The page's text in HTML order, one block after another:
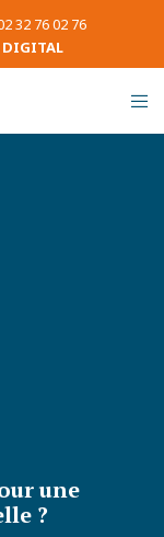
32 76 02 76
DIGITAL
une
?